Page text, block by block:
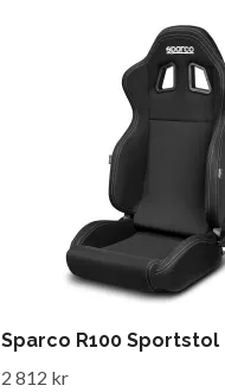
Sparco R100 Sportstol
2 812 kr